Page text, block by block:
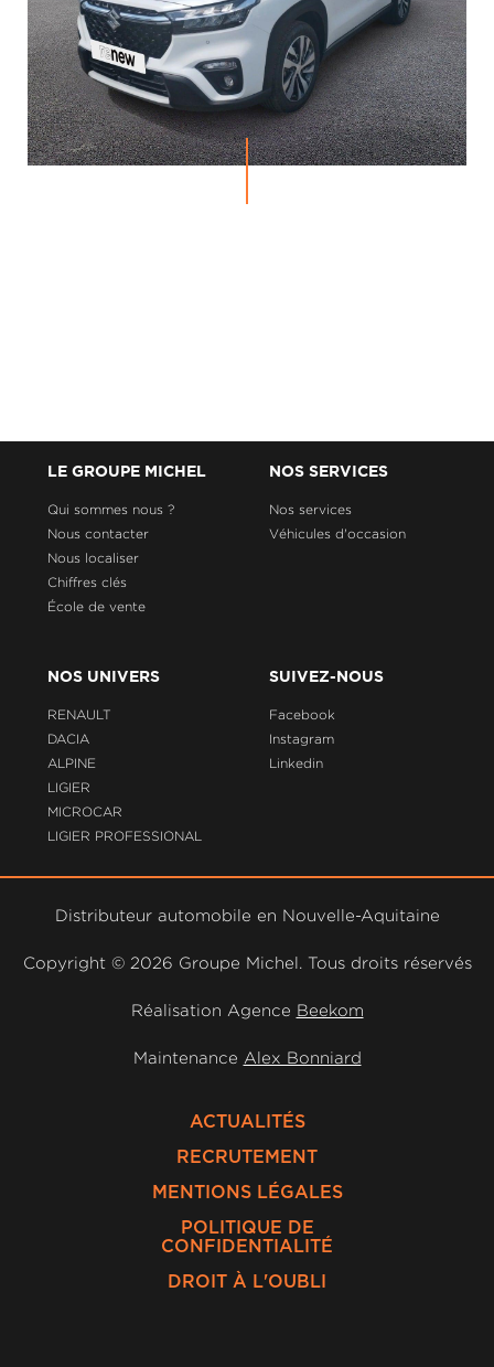
LE GROUPE MICHEL
Qui sommes nous ?
Nous contacter
Nous localiser
Chiffres clés
École de vente
NOS SERVICES
Nos services
Véhicules d'occasion
NOS UNIVERS
RENAULT
DACIA
ALPINE
LIGIER
MICROCAR
LIGIER PROFESSIONAL
SUIVEZ-NOUS
Facebook
Instagram
Linkedin
Distributeur automobile en Nouvelle-Aquitaine
Copyright © 2026 Groupe Michel. Tous droits réservés
Réalisation Agence Beekom
Maintenance Alex Bonniard
ACTUALITÉS
RECRUTEMENT
MENTIONS LÉGALES
POLITIQUE DE
CONFIDENTIALITÉ
DROIT À L'OUBLI